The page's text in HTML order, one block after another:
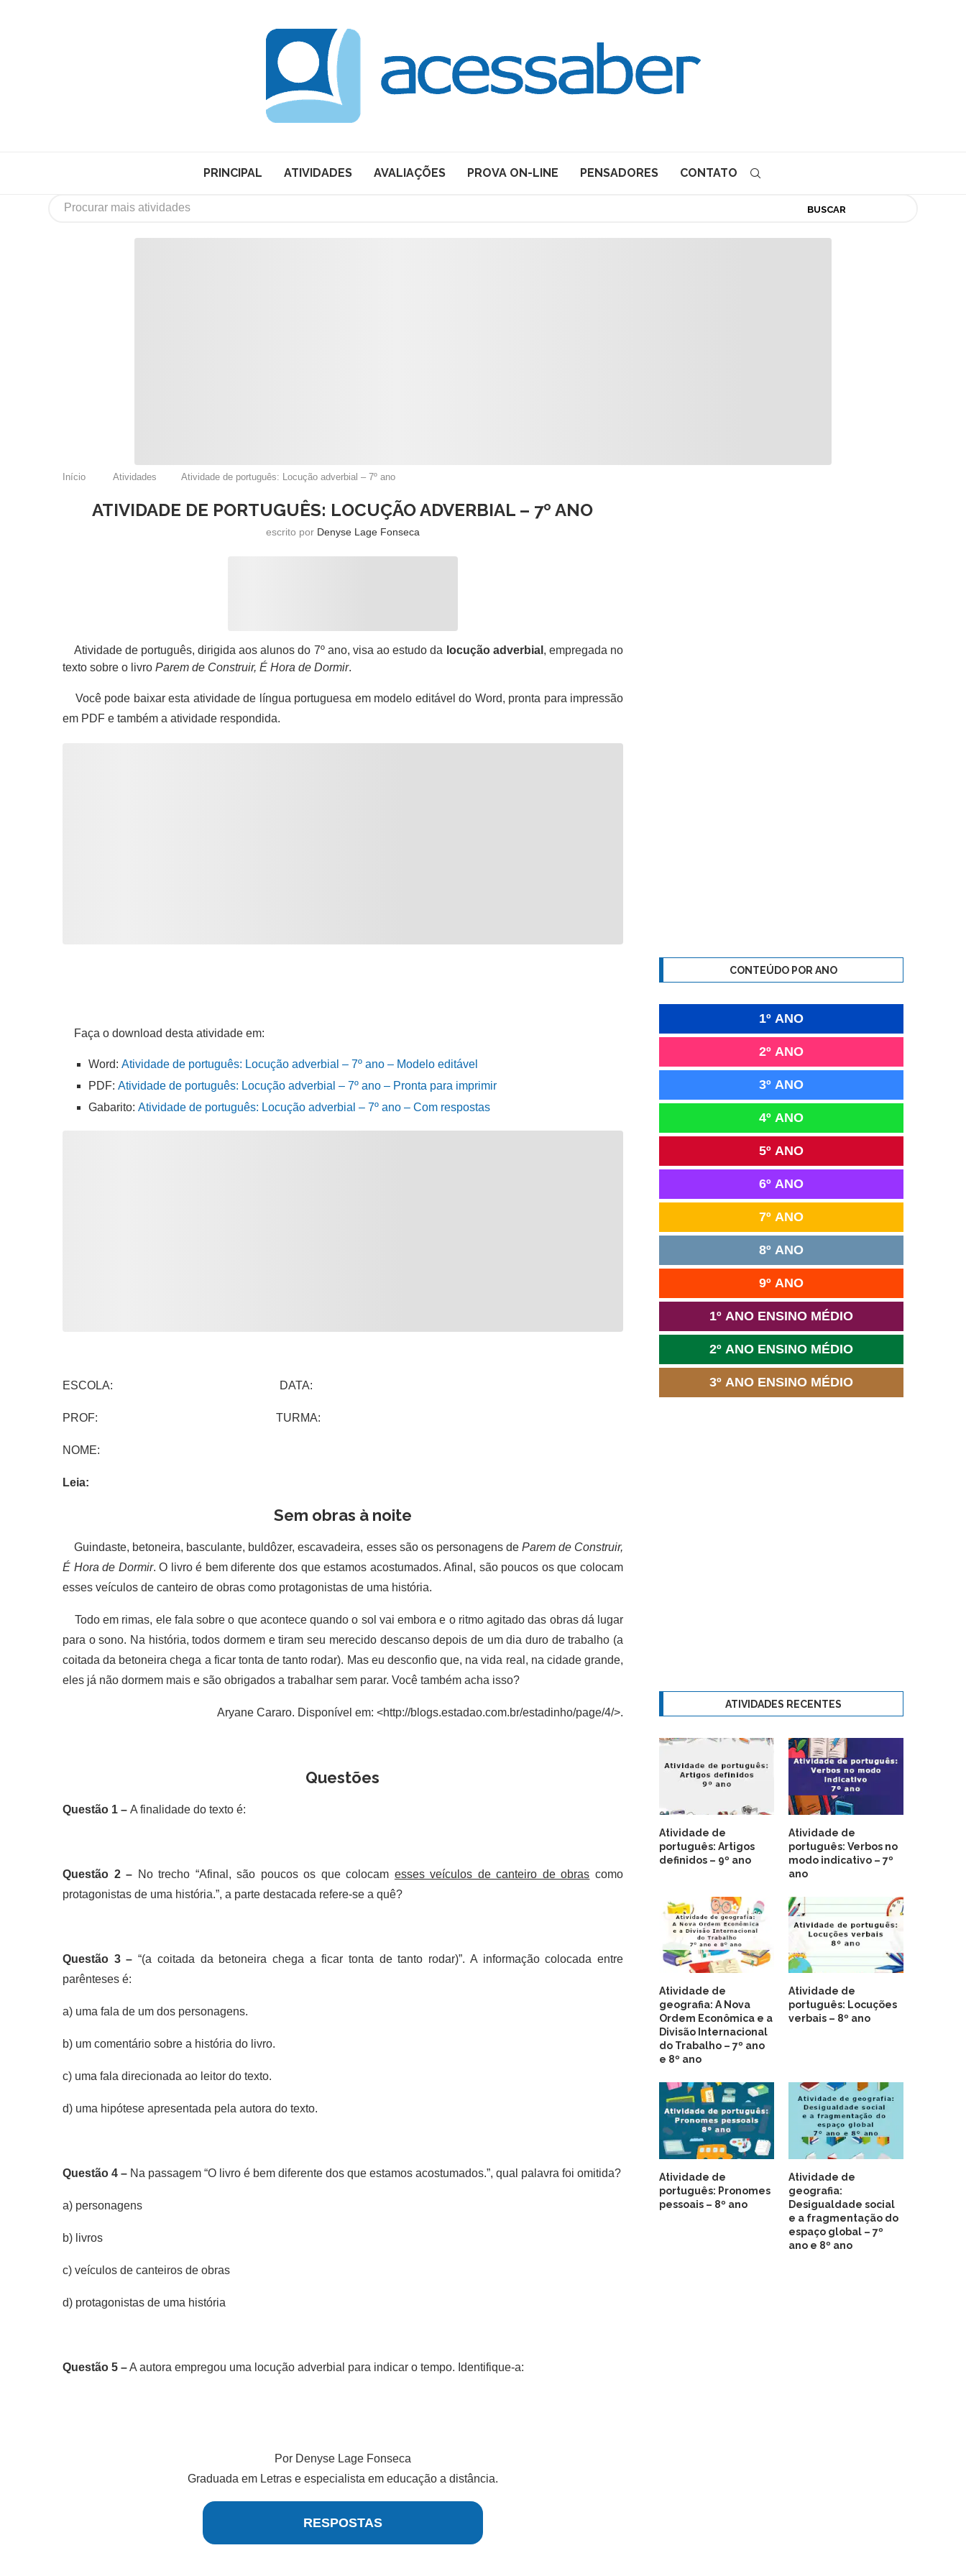
PRINCIPAL ATIVIDADES AVALIAÇÕES PROVA ON-LINE PENSADORES CONTATO
BUSCAR
Início Atividades Atividade de português: Locução adverbial – 7º ano
ATIVIDADE DE PORTUGUÊS: LOCUÇÃO ADVERBIAL – 7º ANO
escrito por Denyse Lage Fonseca
Atividade de português, dirigida aos alunos do 7º ano, visa ao estudo da locução adverbial , empregada no
texto sobre o livro Parem de Construir, É Hora de Dormir.
Você pode baixar esta atividade de língua portuguesa em modelo editável do Word, pronta para impressão
em PDF e também a atividade respondida.
Faça o download desta atividade em:
Word: Atividade de português: Locução adverbial – 7º ano – Modelo editável
PDF: Atividade de português: Locução adverbial – 7º ano – Pronta para imprimir
Gabarito: Atividade de português: Locução adverbial – 7º ano – Com respostas
ESCOLA: DATA:
PROF: TURMA:
NOME:
Leia:
Sem obras à noite
Guindaste, betoneira, basculante, buldôzer, escavadeira, esses são os personagens de Parem de Construir,
É Hora de Dormir. O livro é bem diferente dos que estamos acostumados. Afinal, são poucos os que colocam
esses veículos de canteiro de obras como protagonistas de uma história.
Todo em rimas, ele fala sobre o que acontece quando o sol vai embora e o ritmo agitado das obras dá lugar
para o sono. Na história, todos dormem e tiram seu merecido descanso depois de um dia duro de trabalho (a
coitada da betoneira chega a ficar tonta de tanto rodar). Mas eu desconfio que, na vida real, na cidade grande,
eles já não dormem mais e são obrigados a trabalhar sem parar. Você também acha isso?
Aryane Cararo. Disponível em: <http://blogs.estadao.com.br/estadinho/page/4/>.
Questões
Questão 1 – A finalidade do texto é:
Questão 2 – No trecho “Afinal, são poucos os que colocam esses veículos de canteiro de obras como
protagonistas de uma história.”, a parte destacada refere-se a quê?
Questão 3 –“(a coitada da betoneira chega a ficar tonta de tanto rodar)”. A informação colocada entre
parênteses é:
a) uma fala de um dos personagens.
b) um comentário sobre a história do livro.
c) uma fala direcionada ao leitor do texto.
d) uma hipótese apresentada pela autora do texto.
Questão 4 – Na passagem “O livro é bem diferente dos que estamos acostumados.”, qual palavra foi omitida?
a) personagens
b) livros
c) veículos de canteiros de obras
d) protagonistas de uma história
Questão 5 –A autora empregou uma locução adverbial para indicar o tempo. Identifique-a:
Por Denyse Lage Fonseca
Graduada em Letras e especialista em educação a distância.
RESPOSTAS
CONTEÚDO POR ANO
1º ANO
2º ANO
3º ANO
4º ANO
5º ANO
6º ANO
7º ANO
8º ANO
9º ANO
1º ANO ENSINO MÉDIO
2º ANO ENSINO MÉDIO
3º ANO ENSINO MÉDIO
ATIVIDADES RECENTES
Atividade de
português: Artigos
definidos – 9º ano
Atividade de
português: Verbos no
modo indicativo – 7º
ano
Atividade de
geografia: A Nova
Ordem Econômica e a
Divisão Internacional
do Trabalho – 7º ano
e 8º ano
Atividade de
português: Locuções
verbais – 8º ano
Atividade de
português: Pronomes
pessoais – 8º ano
Atividade de
geografia:
Desigualdade social
e a fragmentação do
espaço global – 7º
ano e 8º ano